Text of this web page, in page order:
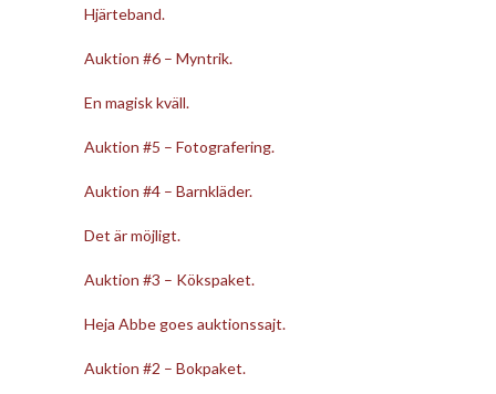
Hjärteband.
Auktion #6 – Myntrik.
En magisk kväll.
Auktion #5 – Fotografering.
Auktion #4 – Barnkläder.
Det är möjligt.
Auktion #3 – Kökspaket.
Heja Abbe goes auktionssajt.
Auktion #2 – Bokpaket.